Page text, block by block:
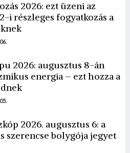
2026: ezt üzeni az
i részleges fogyatkozás a
2026: augusztus 8-án
energia – ezt hozza a
2026. augusztus 6: a
szerencse bolygója jegyet